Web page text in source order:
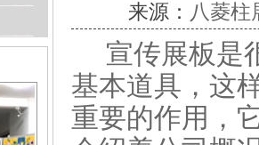
来源： 八菱柱
宣传展板是
基本道具，这
重要的作用，